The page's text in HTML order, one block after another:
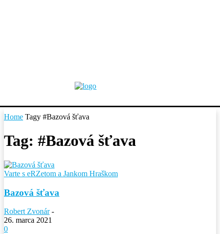
Home Tagy #Bazová šťava
Tag: #Bazová šťava
Varte s eRZetom a Jankom Hraškom
Bazová šťava
Robert Zvonár -
26. marca 2021
0